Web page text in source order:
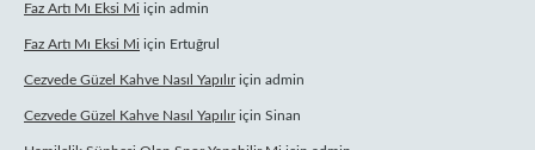
Faz Artı Mı Eksi Mi için admin
Faz Artı Mı Eksi Mi için Ertuğrul
Cezvede Güzel Kahve Nasıl Yapılıriçin admin
Cezvede Güzel Kahve Nasıl Yapılıriçin Sinan